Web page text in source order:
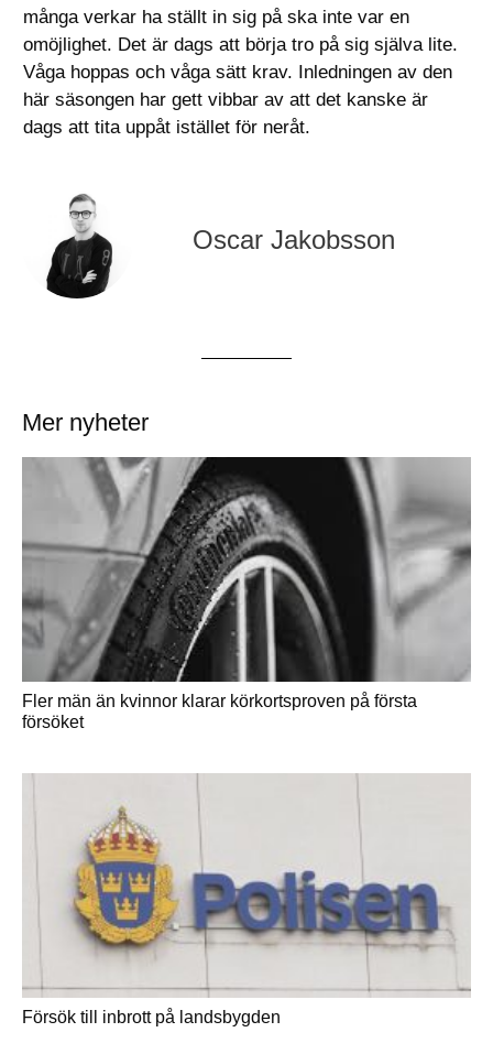
många verkar ha ställt in sig på ska inte var en
omöjlighet. Det är dags att börja tro på sig själva lite.
Våga hoppas och våga sätt krav. Inledningen av den
här säsongen har gett vibbar av att det kanske är
dags att tita uppåt istället för neråt.
Oscar Jakobsson
Mer nyheter
Fler män än kvinnor klarar körkortsproven på första
försöket
Försök till inbrott på landsbygden